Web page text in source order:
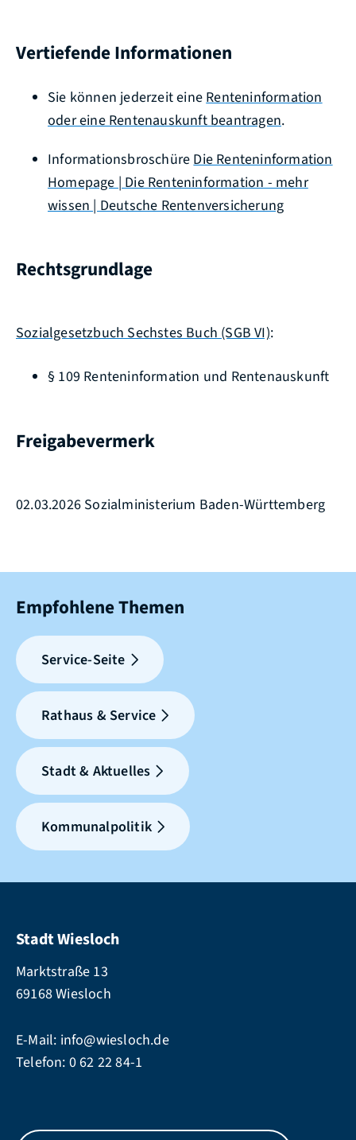
Vertiefende Informationen
Sie können jederzeit eine Renteninformation
oder eine Rentenauskunft beantragen.
Informationsbroschüre Die Renteninformation
Homepage | Die Renteninformation - mehr
wissen | Deutsche Rentenversicherung
Rechtsgrundlage
Sozialgesetzbuch Sechstes Buch (SGB VI):
§ 109 Renteninformation und Rentenauskunft
Freigabevermerk
02.03.2026 Sozialministerium Baden-Württemberg
Empfohlene Themen
Service-Seite
Rathaus & Service
Stadt & Aktuelles
Kommunalpolitik
Stadt Wiesloch
Marktstraße 13
69168 Wiesloch
E-Mail: info@wiesloch.de
Telefon: 0 62 22 84-1